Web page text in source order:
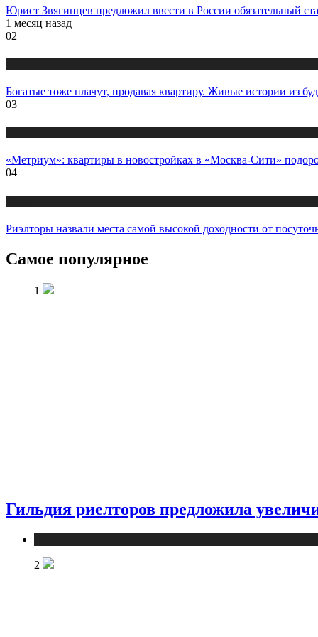
Юрист Звягинцев предложил ввести в России обязательный
1 месяц назад
02
Богатые тоже плачут, продавая квартиру. Живые истории из
03
«Метриум»: квартиры в новостройках в «Москва-Сити»
04
Риэлторы назвали места самой высокой доходности от
Самое популярное
1
Гильдия риелторов предложила
2